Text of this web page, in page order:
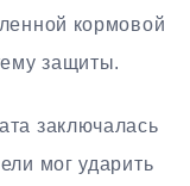
кормовой
защиты.
заключалась
мог ударить